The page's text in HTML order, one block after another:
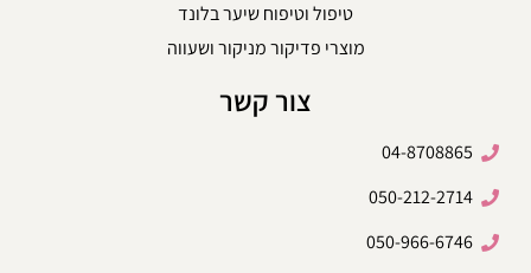
טיפול וטיפוח שיער בלונד
מוצרי פדיקור מניקור ושעווה
צור קשר
04-8708865
050-212-2714
050-966-6746